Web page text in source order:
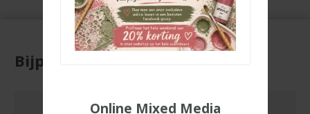
Bijpassende producten
Online Mixed Media